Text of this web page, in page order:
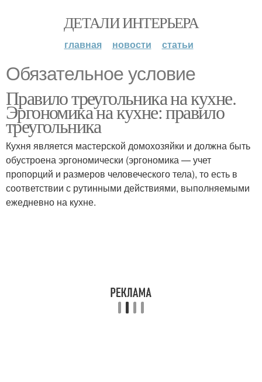
ДЕТАЛИ ИНТЕРЬЕРА
главная новости статьи
Обязательное условие
Правило треугольника на кухне.
Эргономика на кухне: правило
треугольника
Кухня является мастерской домохозяйки и должна быть
обустроена эргономически (эргономика — учет
пропорций и размеров человеческого тела), то есть в
соответствии с рутинными действиями, выполняемыми
ежедневно на кухне.